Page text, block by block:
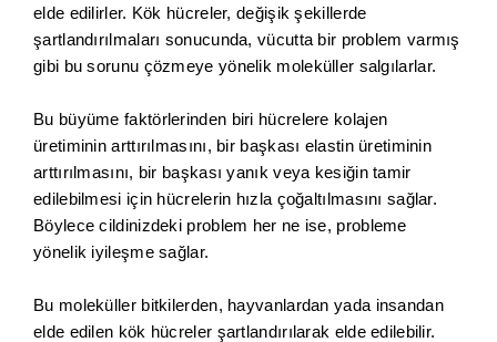
elde edilirler. Kök hücreler, değişik şekillerde
şartlandırılmaları sonucunda, vücutta bir problem varmış
gibi bu sorunu çözmeye yönelik moleküller salgılarlar.
Bu büyüme faktörlerinden biri hücrelere kolajen
üretiminin arttırılmasını, bir başkası elastin üretiminin
arttırılmasını, bir başkası yanık veya kesiğin tamir
edilebilmesi için hücrelerin hızla çoğaltılmasını sağlar.
Böylece cildinizdeki problem her ne ise, probleme
yönelik iyileşme sağlar.
Bu moleküller bitkilerden, hayvanlardan yada insandan
elde edilen kök hücreler şartlandırılarak elde edilebilir.